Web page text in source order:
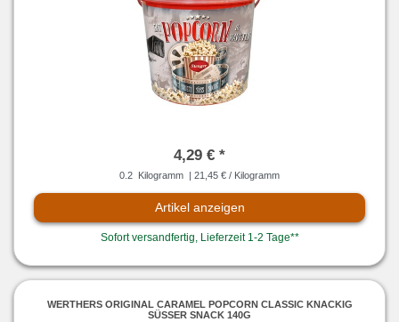
4,29 € *
0.2 Kilogramm | 21,45 € / Kilogramm
Artikel anzeigen
Sofort versandfertig, Lieferzeit 1-2 Tage**
WERTHERS ORIGINAL CARAMEL POPCORN CLASSIC KNACKIG
SÜSSER SNACK 140G